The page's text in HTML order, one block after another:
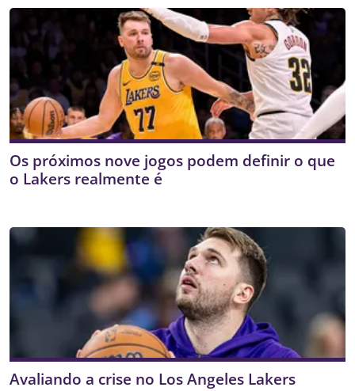
Os próximos nove jogos podem definir o que
o Lakers realmente é
Avaliando a crise no Los Angeles Lakers